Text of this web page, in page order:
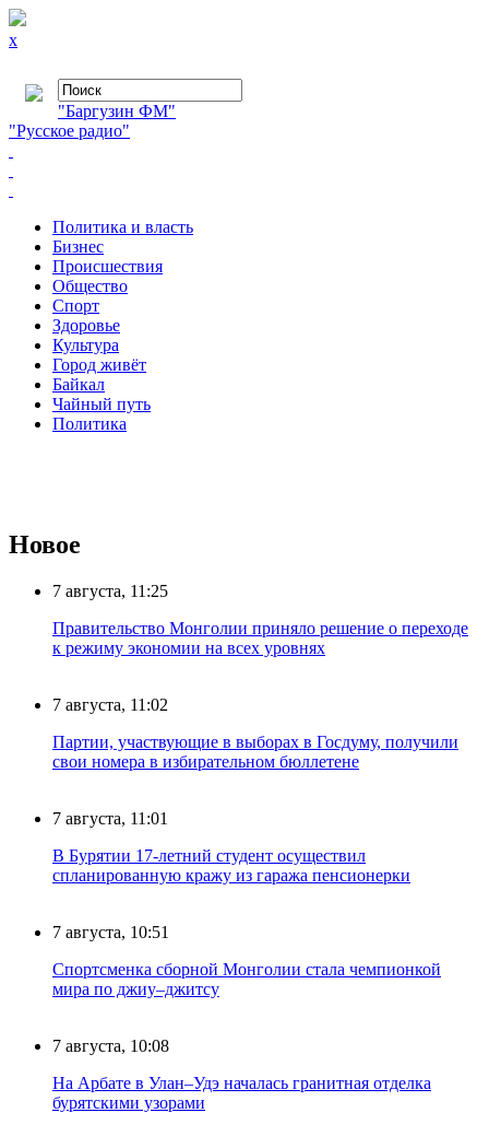
x
"Баргузин ФМ"
"Русское радио"
Политика и власть
Бизнес
Происшествия
Общество
Cпорт
Здоровье
Культура
Город живёт
Байкал
Чайный путь
Политика
Новое
7 августа, 11:25
Правительство Монголии приняло решение о переходе
к режиму экономии на всех уровнях
7 августа, 11:02
Партии, участвующие в выборах в Госдуму, получили
свои номера в избирательном бюллетене
7 августа, 11:01
В Бурятии 17-летний студент осуществил
спланированную кражу из гаража пенсионерки
7 августа, 10:51
Спортсменка сборной Монголии стала чемпионкой
мира по джиу–джитсу
7 августа, 10:08
На Арбате в Улан–Удэ началась гранитная отделка
бурятскими узорами